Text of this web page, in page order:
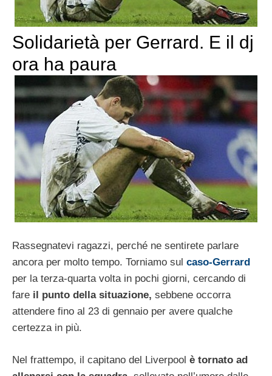
Solidarietà per Gerrard. E il dj
ora ha paura
Rassegnatevi ragazzi, perché ne sentirete parlare
ancora per molto tempo. Torniamo sul caso-Gerrard
per la terza-quarta volta in pochi giorni, cercando di
fare il punto della situazione, sebbene occorra
attendere fino al 23 di gennaio per avere qualche
certezza in più.
Nel frattempo, il capitano del Liverpool è tornato ad